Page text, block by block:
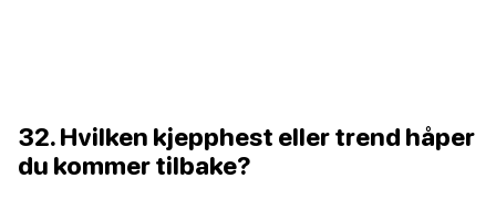
32. Hvilken kjepphest eller trend håper
du kommer tilbake?